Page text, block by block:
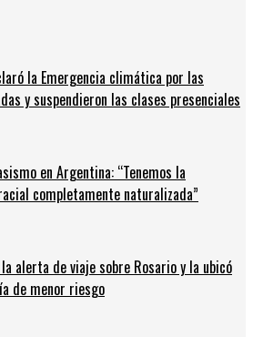
la Emergencia climática por las
y suspendieron las clases presenciales
en Argentina: “Tenemos la
completamente naturalizada”
la alerta de viaje sobre Rosario y la ubicó
de menor riesgo